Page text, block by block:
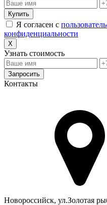
Купить
Я согласен с
конфиденциальности
X
Узнать стоимость
Запросить
Контакты
Новороссийск, ул.Золотая